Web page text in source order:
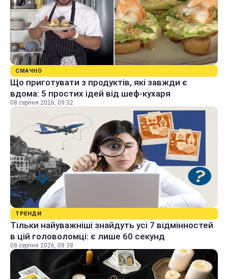
СМАЧНО
Що приготувати з продуктів, які завжди є
вдома: 5 простих ідей від шеф-кухаря
08 серпня 2026, 09:32
ТРЕНДИ
Тільки найуважніші знайдуть усі 7 відмінностей
в цій головоломці: є лише 60 секунд
08 серпня 2026, 08:38